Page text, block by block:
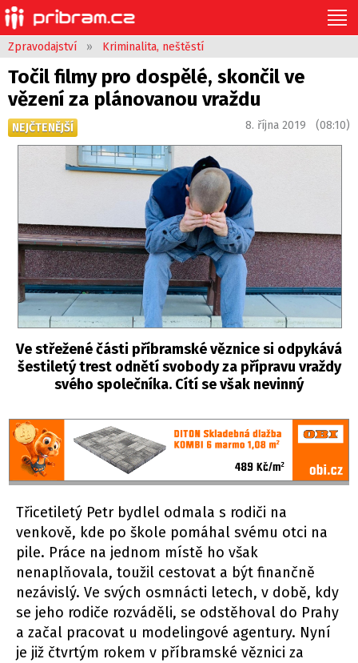
Zpravodajství » Kriminalita, neštěstí
Točil filmy pro dospělé, skončil ve
vězení za plánovanou vraždu
NEJČTENĚJŠÍ 8. října 2019 (08:10)
Ve střežené části příbramské věznice si odpykává
šestiletý trest odnětí svobody za přípravu vraždy
svého společníka. Cítí se však nevinný
Třicetiletý Petr bydlel odmala s rodiči na
venkově, kde po škole pomáhal svému otci na
pile. Práce na jednom místě ho však
nenaplňovala, toužil cestovat a být finančně
nezávislý. Ve svých osmnácti letech, v době, kdy
se jeho rodiče rozváděli, se odstěhoval do Prahy
a začal pracovat u modelingové agentury. Nyní
je již čtvrtým rokem v příbramské věznici za